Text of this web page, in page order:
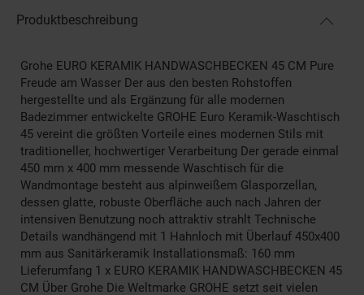
Produktbeschreibung
Grohe EURO KERAMIK HANDWASCHBECKEN 45 CM Pure
Freude am Wasser Der aus den besten Rohstoffen
hergestellte und als Ergänzung für alle modernen
Badezimmer entwickelte GROHE Euro Keramik-Waschtisch
45 vereint die größten Vorteile eines modernen Stils mit
traditioneller, hochwertiger Verarbeitung Der gerade einmal
450 mm x 400 mm messende Waschtisch für die
Wandmontage besteht aus alpinweißem Glasporzellan,
dessen glatte, robuste Oberfläche auch nach Jahren der
intensiven Benutzung noch attraktiv strahlt Technische
Details wandhängend mit 1 Hahnloch mit Überlauf 450x400
mm aus Sanitärkeramik Installationsmaß: 160 mm
Lieferumfang 1 x EURO KERAMIK HANDWASCHBECKEN 45
CM Über Grohe Die Weltmarke GROHE setzt seit vielen